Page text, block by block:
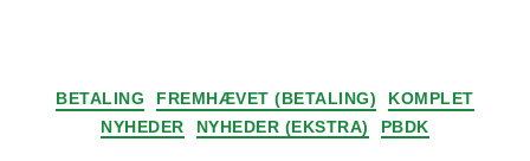
Kategorier
BETALING FREMHÆVET (BETALING)
KOMPLET
NYHEDER
NYHEDER (EKSTRA) PBDK